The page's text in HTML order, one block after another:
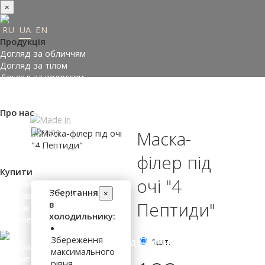
×
RU UA EN
Продукція
Догляд за обличчям
Догляд за тілом
Догляд за волоссям
Про нас
Made in Ukraine
Про компанію
Прес-центр
Купити
Де купити
Доставка і оплата
Контакти
Партнери
ВХІД НА САЙТ
×
Зберігання
в
холодильнику:
Збереження
максимального
Маска-
філер під
очі "4
Пептиди"
1шт.